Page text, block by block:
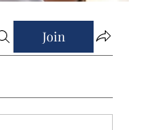
Join